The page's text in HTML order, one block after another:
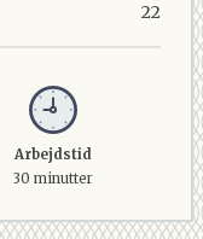
22
Arbejdstid
30 minutter